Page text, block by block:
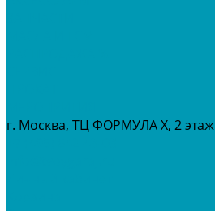
г. Москва, ТЦ ФОРМУЛА Х, 2 этаж